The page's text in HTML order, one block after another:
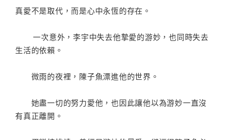
真愛不是取代，而是心中永恆的存在。
一次意外，李宇中失去他摯愛的游妙，也同時失去
生活的依賴。
微雨的夜裡，陳子魚漂進他的世界。
她盡一切的努力愛他，也因此讓他以為游妙一直沒
有真正離開。